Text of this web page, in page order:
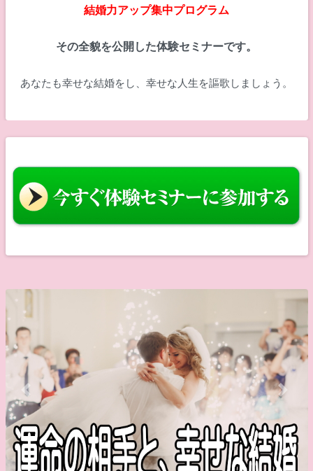
結婚力アップ集中プログラム
その全貌を公開した体験セミナーです。
あなたも幸せな結婚をし、幸せな人生を謳歌しましょう。
Previous